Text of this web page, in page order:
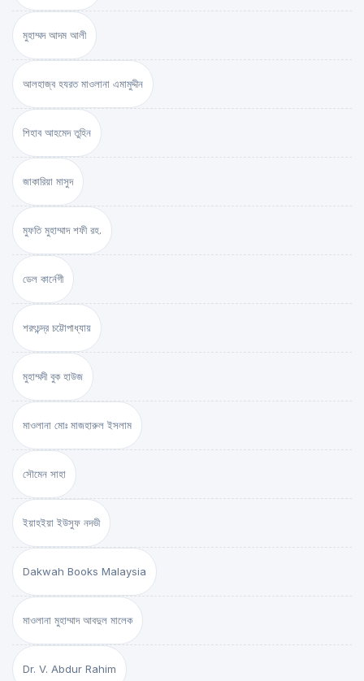
মুহাম্মদ আদম আলী
আলহাজ্ব হযরত মাওলানা এমামুদ্দীন
শিহাব আহমেদ তুহিন
জাকারিয়া মাসুদ
মুফতি মুহাম্মাদ শফী রহ.
ডেল কার্নেগী
শরৎচন্দ্র চট্টোপাধ্যায়
মুহাম্মদী বুক হাউজ
মাওলানা মোঃ মাজহারুল ইসলাম
সৌমেন সাহা
ইয়াহইয়া ইউসুফ নদভী
Dakwah Books Malaysia
মাওলানা মুহাম্মাদ আবদুল মালেক
Dr. V. Abdur Rahim